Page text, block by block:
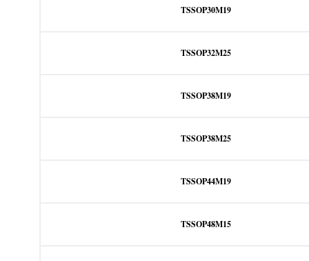
TSSOP30M19
TSSOP32M25
TSSOP38M19
TSSOP38M25
TSSOP44M19
TSSOP48M15